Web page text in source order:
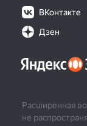
ВКонтакте
Дзен
Расширенная
не